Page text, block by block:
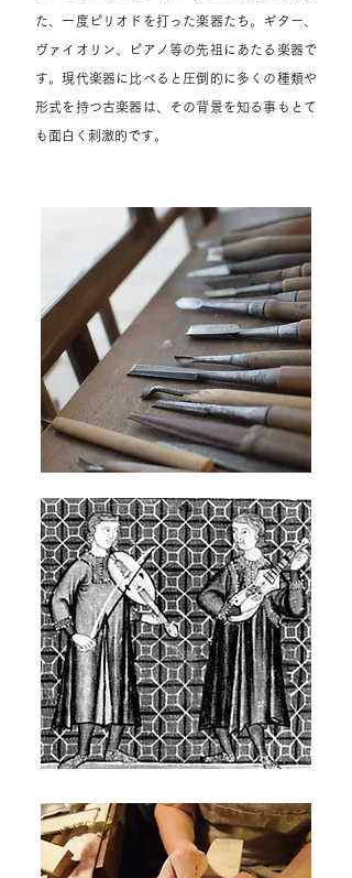
た、一度ピリオドを打った楽器たち。ギター、
ヴァイオリン、ピアノ等の先祖にあたる楽器で
す。現代楽器に比べると圧倒的に多くの種類や
形式を持つ古楽器は、その背景を知る事もとて
も面白く刺激的です。